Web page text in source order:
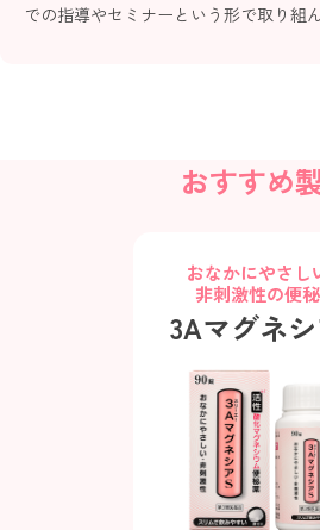
での指導やセミナーという形で取り組
おすすめ
おなかにやさし
非刺激性の便
3Aマグネ